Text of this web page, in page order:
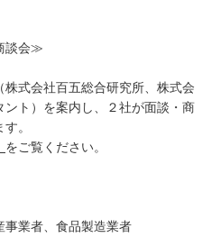
談会≫
式会社百五総合研究所、株式会
ト）を案内し、２社が面談・商
。
をご覧ください。
事業者、食品製造業者